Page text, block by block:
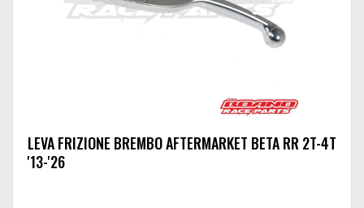
LEVA FRIZIONE BREMBO AFTERMARKET BETA RR 2T-4T
'13-'26